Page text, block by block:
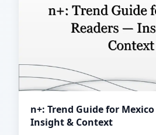
n+: Trend Guide for
Insight & Context